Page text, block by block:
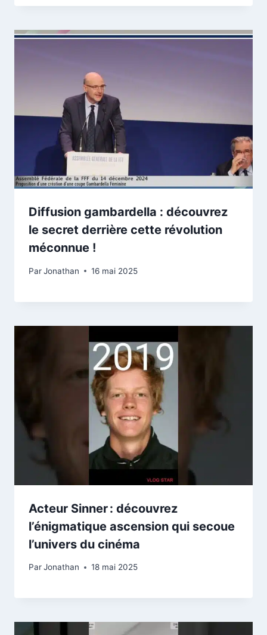
Diffusion gambardella : découvrez
le secret derrière cette révolution
méconnue !
ParJonathan 16 mai 2025
Acteur Sinner : découvrez
l’énigmatique ascension qui secoue
l’univers du cinéma
ParJonathan 18 mai 2025